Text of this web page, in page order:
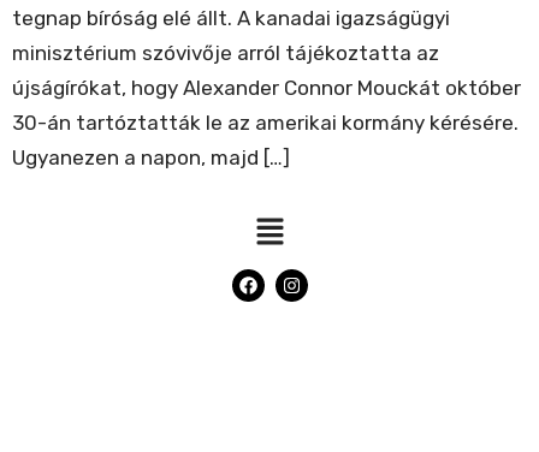
tegnap bíróság elé állt. A kanadai igazságügyi
minisztérium szóvivője arról tájékoztatta az
újságírókat, hogy Alexander Connor Mouckát október
30-án tartóztatták le az amerikai kormány kérésére.
Ugyanezen a napon, majd […]